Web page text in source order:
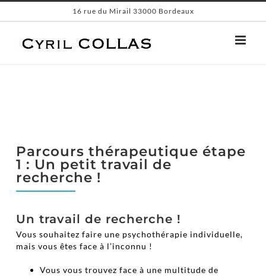
Passer
16 rue du Mirail 33000 Bordeaux
Parcours thérapeutique étape
1 : Un petit travail de
recherche !
Un travail de recherche !
Vous souhaitez faire une psychothérapie individuelle,
mais vous êtes face à l’inconnu !
Vous vous trouvez face à une multitude de